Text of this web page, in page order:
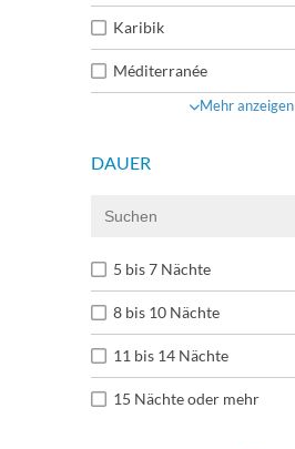
Karibik
Méditerranée
Mehr anzeigen
DAUER
5 bis 7 Nächte
8 bis 10 Nächte
11 bis 14 Nächte
15 Nächte oder mehr